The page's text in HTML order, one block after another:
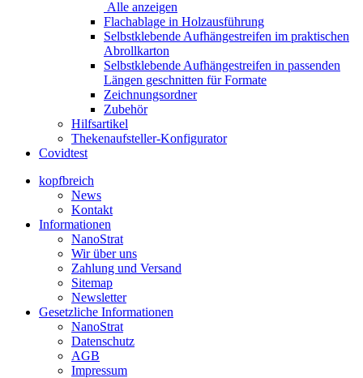
Alle anzeigen
Flachablage in Holzausführung
Selbstklebende Aufhängestreifen im praktischen
Abrollkarton
Selbstklebende Aufhängestreifen in passenden
Längen geschnitten für Formate
Zeichnungsordner
Zubehör
Hilfsartikel
Thekenaufsteller-Konfigurator
Covidtest
kopfbreich
News
Kontakt
Informationen
NanoStrat
Wir über uns
Zahlung und Versand
Sitemap
Newsletter
Gesetzliche Informationen
NanoStrat
Datenschutz
AGB
Impressum